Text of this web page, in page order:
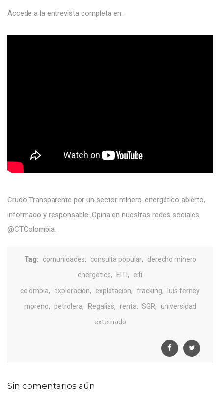
Accede a la entrevista completa en:
Crudo Transparente por un sector minero-energético abierto,
informado y responsable. Opina en nuestras redes sociales
@CTColombia.
Tag: comunidades, consulta popular,
derecho minero
energetico, EITI,
eiti
colombia, exploración, explotacion, fracking,
luis ferney
moreno, petrolera, Regalias, renta, SGR,
universidad
externado
Sin comentarios aún